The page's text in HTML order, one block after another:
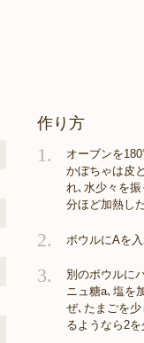
作り方
1.
オーブンを
かぼちゃは皮
れ､水少々を
分ほど加熱し
2. ボウルにAを
3.
別のボウルに
ニュ糖a､塩を
ぜ､たまごを
るようなら2を